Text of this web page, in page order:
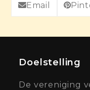
Email
Doelstelling
De vereniging